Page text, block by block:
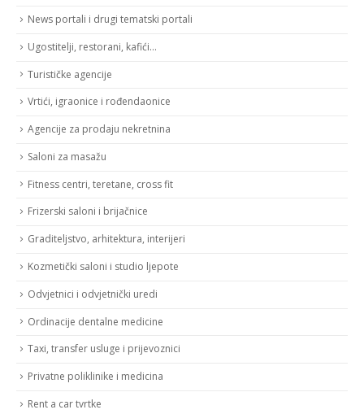
News portali i drugi tematski portali
Ugostitelji, restorani, kafići…
Turističke agencije
Vrtići, igraonice i rođendaonice
Agencije za prodaju nekretnina
Saloni za masažu
Fitness centri, teretane, cross fit
Frizerski saloni i brijačnice
Graditeljstvo, arhitektura, interijeri
Kozmetički saloni i studio ljepote
Odvjetnici i odvjetnički uredi
Ordinacije dentalne medicine
Taxi, transfer usluge i prijevoznici
Privatne poliklinike i medicina
Rent a car tvrtke